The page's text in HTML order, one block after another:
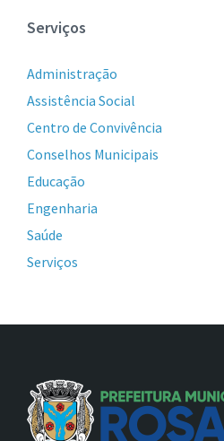
Serviços
Administração
Assistência Social
Centro de Convivência
Conselhos Municipais
Educação
Engenharia
Saúde
Serviços